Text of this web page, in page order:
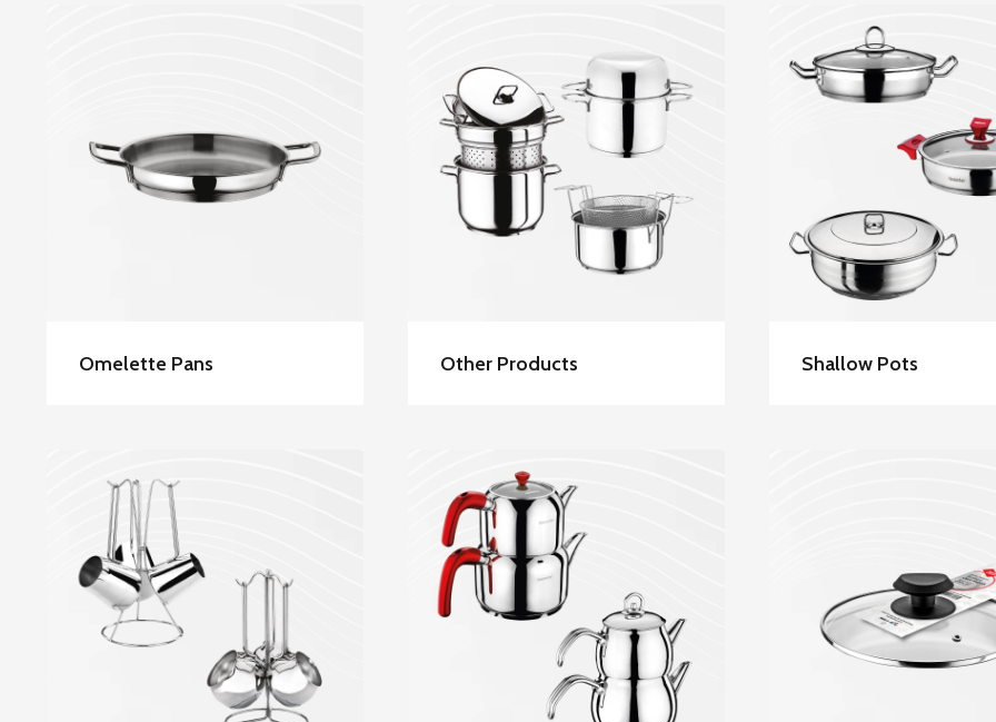
Steel Omelette Pans
Omelette Pans
Hascevher Stainless
Steel Other Products
Other Products
Hascevher
Steel Shallow
Shallow Pots
Hascevher Stainless
Steel Coffeepots
Hascevher Stainless
Steel Teapots
Lids